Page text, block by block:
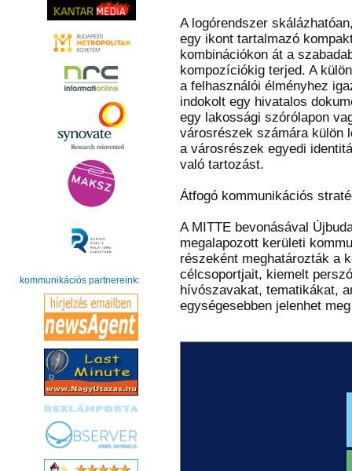
kommunikációs partnereink:
A logórendszer
egy ikont tartalmazó
kombinációkon át a
kompozíciókig terjed. A
a felhasználói élményhez
indokolt egy hivatalos
egy lakossági szórólapon
városrészek számára külön
a városrészek egyedi
való tartozást.
Átfogó kommunikációs
A MITTE bevonásával
megalapozott kerületi
részeként meghatározták a
célcsoportjait, kiemelt
hívószavakat, tematikákat,
egységesebben jelenhet